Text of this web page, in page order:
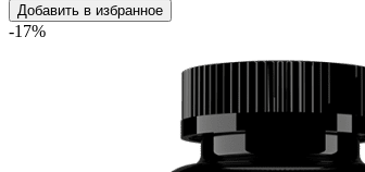
Добавить в избранное
-17%